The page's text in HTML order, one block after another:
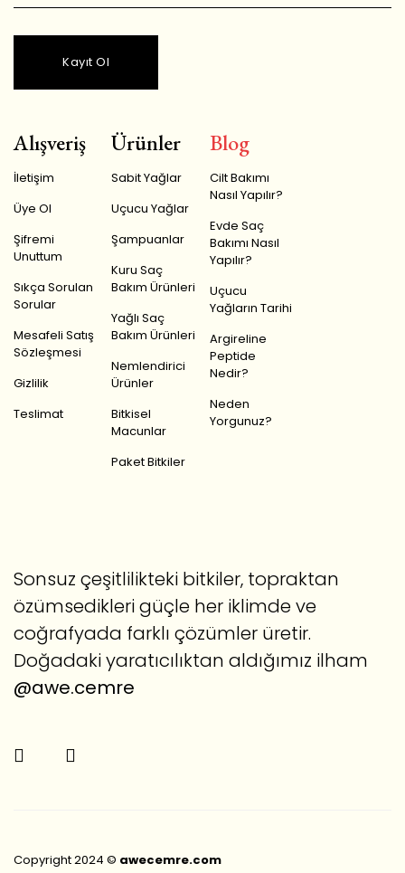
Kayıt Ol
Alışveriş
İletişim
Üye Ol
Şifremi
Unuttum
Sıkça Sorulan
Sorular
Mesafeli Satış
Sözleşmesi
Gizlilik
Teslimat
Ürünler
Sabit Yağlar
Uçucu Yağlar
Şampuanlar
Kuru Saç
Bakım Ürünleri
Yağlı Saç
Bakım Ürünleri
Nemlendirici
Ürünler
Bitkisel
Macunlar
Paket Bitkiler
Blog
Cilt Bakımı
Nasıl Yapılır?
Evde Saç
Bakımı Nasıl
Yapılır?
Uçucu
Yağların Tarihi
Argireline
Peptide
Nedir?
Neden
Yorgunuz?
Sonsuz çeşitlilikteki bitkiler, topraktan
özümsedikleri güçle her iklimde ve
coğrafyada farklı çözümler üretir.
Doğadaki yaratıcılıktan aldığımız ilham
@awe.cemre
Copyright 2024 © awecemre.com